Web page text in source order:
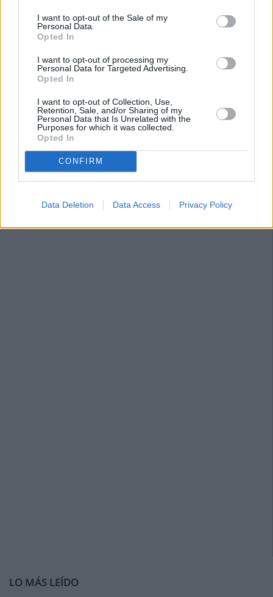
I want to opt-out of the Sale of my
Personal Data.
Opted In
I want to opt-out of processing my
Personal Data for Targeted Advertising.
Opted In
I want to opt-out of Collection, Use,
Retention, Sale, and/or Sharing of my
Personal Data that Is Unrelated with the
Purposes for which it was collected.
Opted In
CONFIRM
Data Deletion Data Access Privacy Policy
LO MÁS LEÍDO